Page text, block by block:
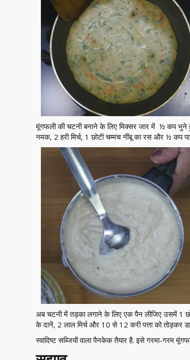
मूंगफली की चटनी बनाने के लिए मिक्सर जार में ½ कप
नमक, 2 हरी मिर्च, 1 छोटी चम्मच नींबू का रस और ½ कप
अब चटनी में तड़का लगाने के लिए एक पैन लीजिए उसमें 1
के दानें, 2 लाल मिर्च और 10 से 12 करी पत्ता को तोड़कर
स्वादिष्ट सब्जियों वाला पैनकेक तैयार है. इसे गरमा-गरम